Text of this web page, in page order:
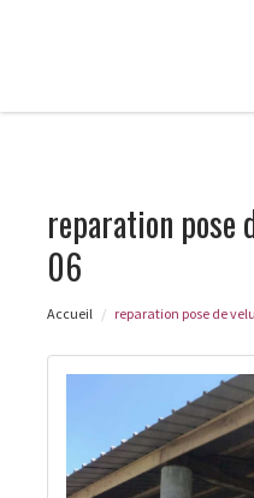
reparation pose
06
Accueil reparation pose de